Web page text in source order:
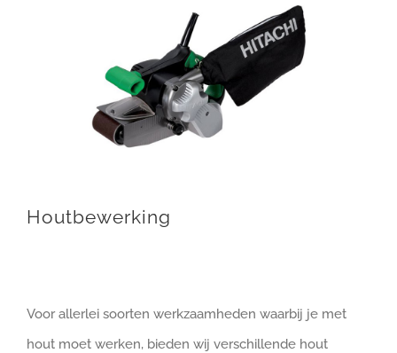
Houtbewerking
Voor allerlei soorten werkzaamheden waarbij je met
hout moet werken, bieden wij verschillende hout